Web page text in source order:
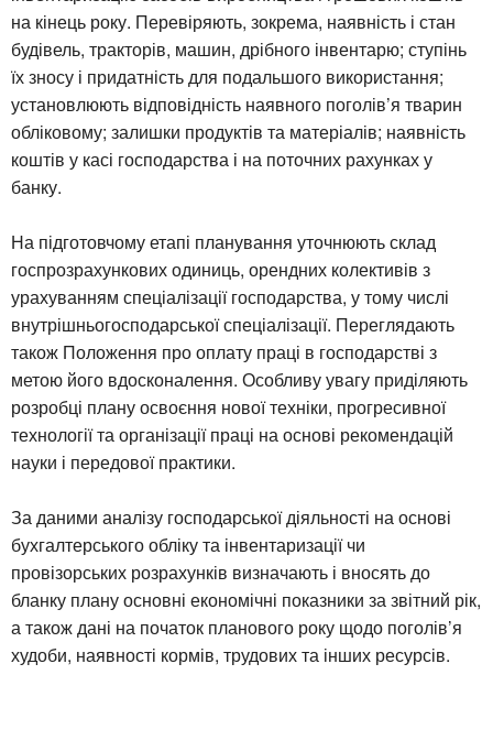
на кінець року. Перевіряють, зокрема, наявність і стан
будівель, тракторів, машин, дрібного інвентарю; ступінь
їх зносу і придатність для подальшого використання;
установлюють відповідність наявного поголів’я тварин
обліковому; залишки продуктів та матеріалів; наявність
коштів у касі господарства і на поточних рахунках у
банку.
На підготовчому етапі планування уточнюють склад
госпрозрахункових одиниць, орендних колективів з
урахуванням спеціалізації господарства, у тому числі
внутрішньогосподарської спеціалізації. Переглядають
також Положення про оплату праці в господарстві з
метою його вдосконалення. Особливу увагу приділяють
розробці плану освоєння нової техніки, прогресивної
технології та організації праці на основі рекомендацій
науки і передової практики.
За даними аналізу господарської діяльності на основі
бухгалтерського обліку та інвентаризації чи
провізорських розрахунків визначають і вносять до
бланку плану основні економічні показники за звітний рік,
а також дані на початок планового року щодо поголів’я
худоби, наявності кормів, трудових та інших ресурсів.